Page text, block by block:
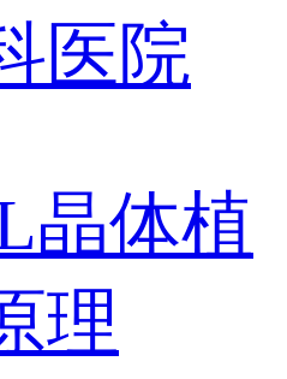
医院
晶体植
理